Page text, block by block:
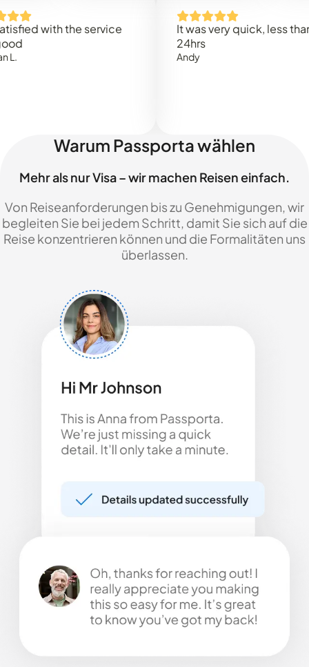
with the service
It was very quick, less than
Warum Passporta wählen
Mehr als nur Visa – wir machen Reisen einfach.
Von Reiseanforderungen bis zu Genehmigungen, wir
begleiten Sie bei jedem Schritt, damit Sie sich auf die
Reise konzentrieren können und die Formalitäten uns
überlassen.